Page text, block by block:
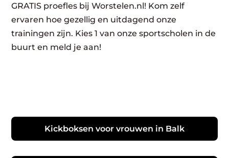
GRATIS proefles bij Worstelen.nl! Kom zelf
ervaren hoe gezellig en uitdagend onze
trainingen zijn. Kies 1 van onze sportscholen in de
buurt en meld je aan!
Kickboksen voor vrouwen in Balk